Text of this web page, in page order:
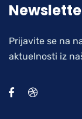
Prijavite se na
aktuelnosti iz